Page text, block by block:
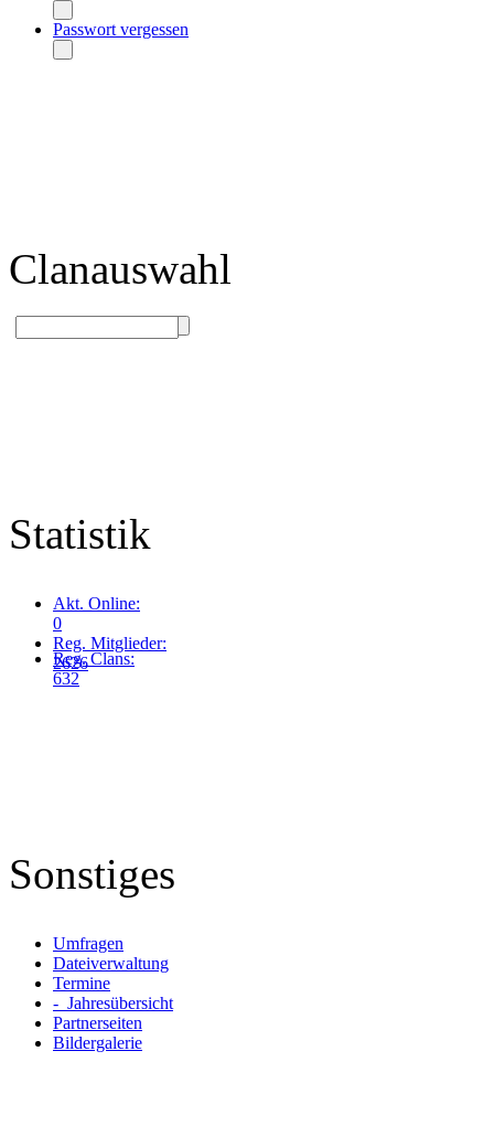
Passwort vergessen
Clanauswahl
Statistik
Akt. Online:
0
Reg. Mitglieder:
2626
Reg. Clans:
632
Sonstiges
Umfragen
Dateiverwaltung
Termine
- Jahresübersicht
Partnerseiten
Bildergalerie